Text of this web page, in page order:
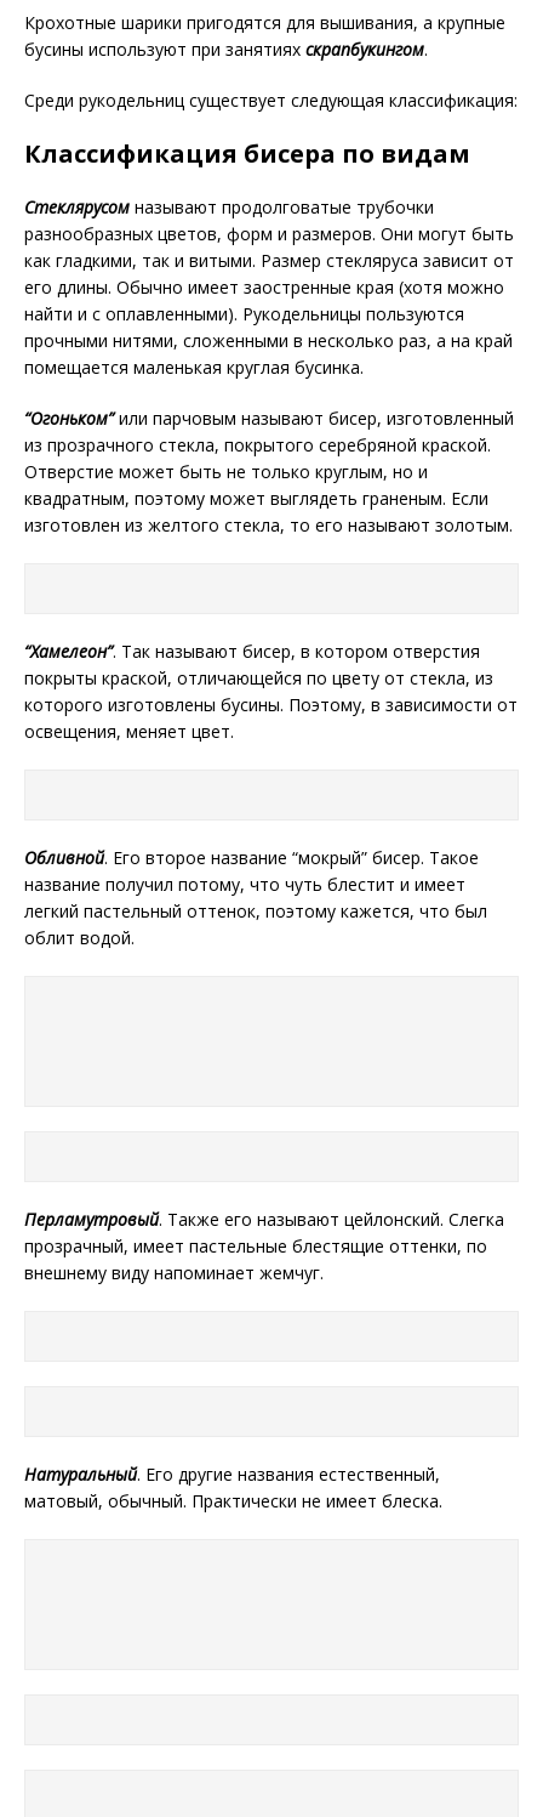
Крохотные шарики пригодятся для вышивания, а крупные
бусины используют при занятиях скрапбукингом.
Среди рукодельниц существует следующая классификация:
Классификация бисера по видам
Стеклярусом называют продолговатые трубочки
разнообразных цветов, форм и размеров. Они могут быть
как гладкими, так и витыми. Размер стекляруса зависит от
его длины. Обычно имеет заостренные края (хотя можно
найти и с оплавленными). Рукодельницы пользуются
прочными нитями, сложенными в несколько раз, а на край
помещается маленькая круглая бусинка.
“Огоньком”или парчовым называют бисер, изготовленный
из прозрачного стекла, покрытого серебряной краской.
Отверстие может быть не только круглым, но и
квадратным, поэтому может выглядеть граненым. Если
изготовлен из желтого стекла, то его называют золотым.
“Хамелеон”. Так называют бисер, в котором отверстия
покрыты краской, отличающейся по цвету от стекла, из
которого изготовлены бусины. Поэтому, в зависимости от
освещения, меняет цвет.
Обливной. Его второе название “мокрый” бисер. Такое
название получил потому, что чуть блестит и имеет
легкий пастельный оттенок, поэтому кажется, что был
облит водой.
Перламутровый. Также его называют цейлонский. Слегка
прозрачный, имеет пастельные блестящие оттенки, по
внешнему виду напоминает жемчуг.
Натуральный. Его другие названия естественный,
матовый, обычный. Практически не имеет блеска.